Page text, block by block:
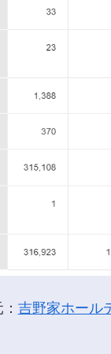
吉野家ホール